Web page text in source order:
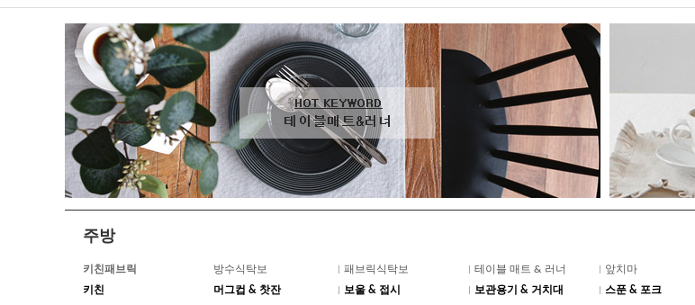
주방
키친패브릭 방수식탁보 패브릭식탁보 테이블 매트 & 러너 앞치마
키친
머그컵 & 찻잔 보울 & 접시 보관용기 & 거치대 스푼 & 포크